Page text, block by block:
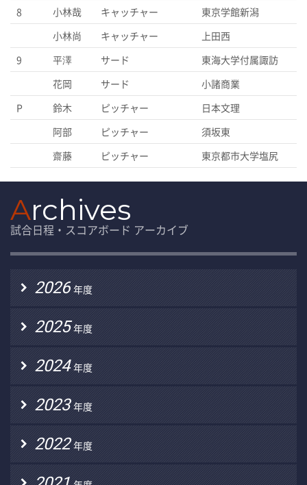
8
小林哉 キャッチャー
東京学館新潟
小林尚
キャッチャー
上田西
9
平澤 サード
東海大学付属諏訪
花岡
サード
小諸商業
P
鈴木 ピッチャー
日本文理
阿部
ピッチャー
須坂東
齋藤
ピッチャー 東京都市大学塩尻
Archives
試合日程・スコアボード アーカイブ
2026 年度
2025 年度
2024 年度
2023 年度
2022 年度